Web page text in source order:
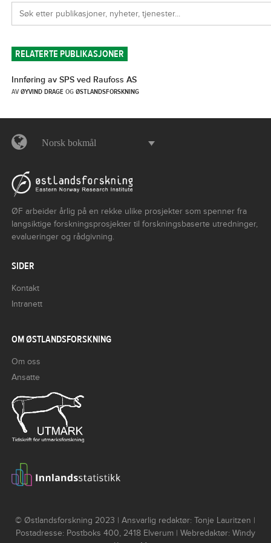
RELATERTE PUBLIKASJONER
Innføring av SPS ved Raufoss AS
AVØYVIND DRAGEOGØSTLANDSFORSKNING
Norsk bokmål
ØF arbeider årlig på en rekke ulike prosjekter som spenner fra
langsiktige forskningsprosjekter til forskningsbaserte utredninger,
evalueringer og rådgivning.
SIDER
Kontakt
Intranett
OM ØSTLANDSFORSKNING
Om oss
Ansatte
© Østlandsforskning 2023 | Ansvarlig redaktør: Tonje Lauritzen |
Postadresse: Postboks 400, 2418 Elverum | Webredaktør: Windy